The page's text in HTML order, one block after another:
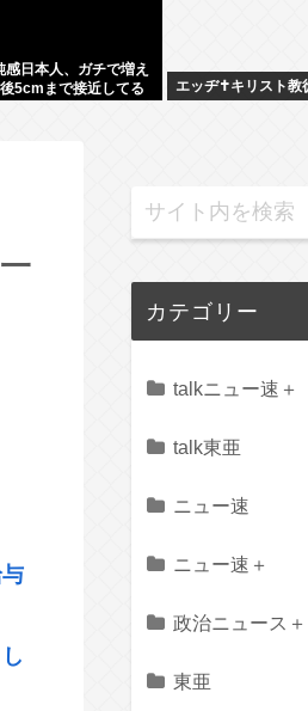
日本人、ガチで増え
5cmまで接近してる
エッヂ✝️キリスト教
カテゴリー
talkニュー速＋
talk東亜
ニュー速
ニュー速＋
政治ニュース＋
東亜